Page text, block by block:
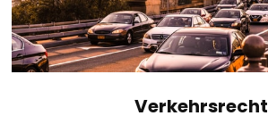
Verkehrsrecht